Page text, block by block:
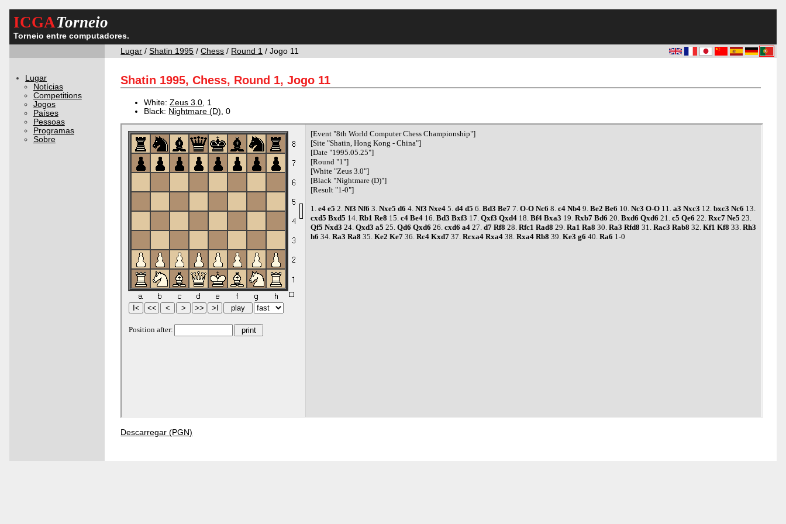
ICGATorneio
Torneio entre computadores.
Lugar /Shatin 1995 /Chess / Round 1 / Jogo 11
Lugar
Notícias
Competitions
Jogos
Países
Pessoas
Programas
Sobre
Shatin 1995, Chess, Round 1, Jogo 11
White:Zeus 3.0 , 1
Black: Nightmare (D) , 0
Descarregar (PGN)